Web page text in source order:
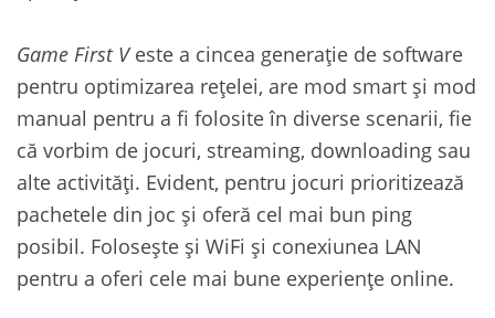
Game First Veste a cincea generație de software
pentru optimizarea rețelei, are mod smart și mod
manual pentru a fi folosite în diverse scenarii, fie
că vorbim de jocuri, streaming, downloading sau
alte activități. Evident, pentru jocuri prioritizează
pachetele din joc și oferă cel mai bun ping
posibil. Folosește și WiFi și conexiunea LAN
pentru a oferi cele mai bune experiențe online.